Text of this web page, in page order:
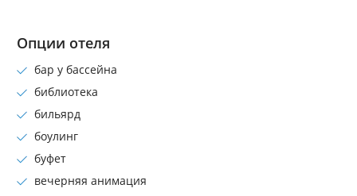
Опции отеля
бар у бассейна
библиотека
бильярд
боулинг
буфет
вечерняя анимация